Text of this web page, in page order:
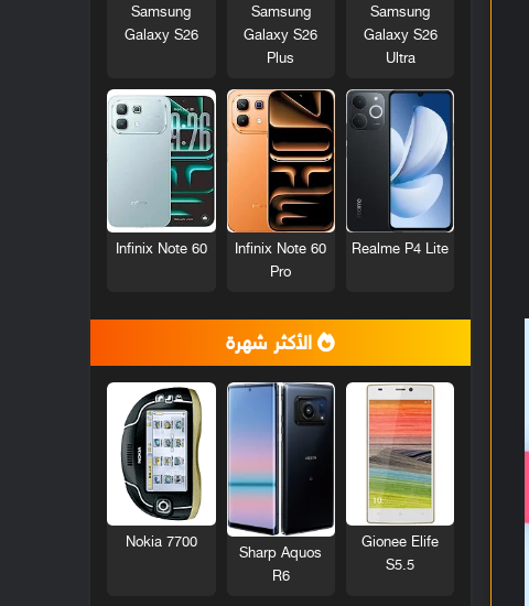
Samsung
Galaxy S26
Ultra
Samsung
Galaxy S26
Plus
Samsung
Galaxy S26
Realme P4 Lite
Infinix Note 60
Pro
Infinix Note 60
الأكثر شهرة
Gionee Elife
S5.5
Sharp Aquos
R6
Nokia 7700